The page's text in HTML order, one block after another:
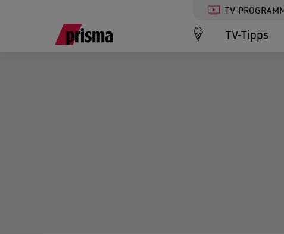
TV-
TV-Tipps